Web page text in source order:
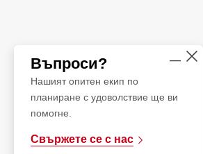
Въпроси?
Нашият опитен екип по
планиране с удоволствие ще ви
помогне.
Свържете се с нас